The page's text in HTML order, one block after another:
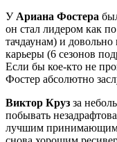
У Ариана Фостера
он стал лидером как
тачдаунам) и
карьеры (6 сезонов
Если бы кое-кто не
Фостер абсолютно
Виктор Круз за
побывать
лучшим принимающим